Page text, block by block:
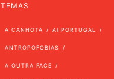
TEMAS
A CANHOTA AI PORTUGAL
ANTROPOFOBIAS
A OUTRA FACE